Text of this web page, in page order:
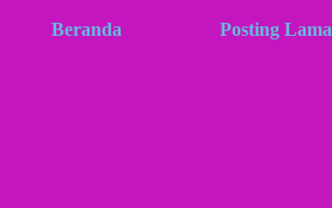
Posting Lama
Beranda